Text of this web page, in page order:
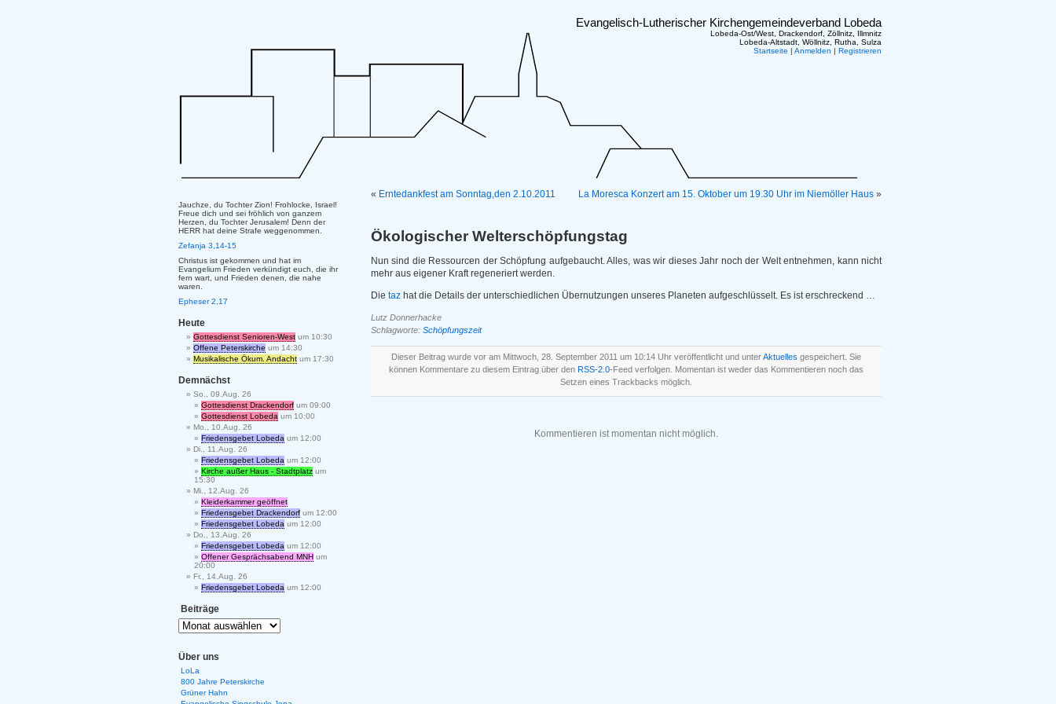
Evangelisch-Lutherischer Kirchengemeindeverband Lobeda
Lobeda-Ost/West, Drackendorf, Zöllnitz, Illmnitz
Lobeda-Altstadt, Wöllnitz, Rutha, Sulza
Startseite | Anmelden | Registrieren
« Erntedankfest am Sonntag,den 2.10.2011 La Moresca Konzert am 15. Oktober um 19.30 Uhr im Niemöller Haus »
Ökologischer Welterschöpfungstag
Nun sind die Ressourcen der Schöpfung aufgebaucht. Alles, was wir dieses Jahr noch der Welt entnehmen, kann nicht
mehr aus eigener Kraft regeneriert werden.
Die taz hat die Details der unterschiedlichen Übernutzungen unseres Planeten aufgeschlüsselt. Es ist erschreckend …
Lutz Donnerhacke
Schlagworte: Schöpfungszeit
Dieser Beitrag wurde vor am Mittwoch, 28. September 2011 um 10:14 Uhr veröffentlicht und unterAktuelles gespeichert. Sie
können Kommentare zu diesem Eintrag über den RSS-2.0-Feed verfolgen. Momentan ist weder das Kommentieren noch das
Setzen eines Trackbacks möglich.
Kommentieren ist momentan nicht möglich.
Jauchze, du Tochter Zion! Frohlocke, Israel!
Freue dich und sei fröhlich von ganzem
Herzen, du Tochter Jerusalem! Denn der
HERR hat deine Strafe weggenommen.
Zefanja 3,14-15
Christus ist gekommen und hat im
Evangelium Frieden verkündigt euch, die ihr
fern wart, und Frieden denen, die nahe
waren.
Epheser 2,17
Heute
Gottesdienst Senioren-West um 10:30
Offene Peterskirche um 14:30
Musikalische Ökum. Andacht um 17:30
Demnächst
So., 09.Aug. 26
Gottesdienst Drackendorf um 09:00
Gottesdienst Lobeda um 10:00
Mo., 10.Aug. 26
Friedensgebet Lobeda um 12:00
Di., 11.Aug. 26
Friedensgebet Lobeda um 12:00
Kirche außer Haus - Stadtplatz um
15:30
Mi., 12.Aug. 26
Kleiderkammer geöffnet
Friedensgebet Drackendorf um 12:00
Friedensgebet Lobeda um 12:00
Do., 13.Aug. 26
Friedensgebet Lobeda um 12:00
Offener Gesprächsabend MNH um
20:00
Fr., 14.Aug. 26
Friedensgebet Lobeda um 12:00
Beiträge
Über uns
LoLa
800 Jahre Peterskirche
Grüner Hahn